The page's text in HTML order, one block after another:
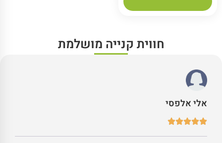
חווית קנייה מושלמת
אלי אלפסי